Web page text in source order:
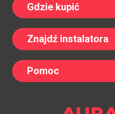
Gdzie kupić
Znajdź instalatora
Pomoc